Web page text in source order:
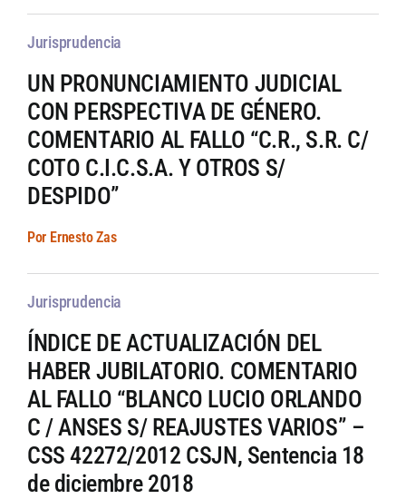
Jurisprudencia
UN PRONUNCIAMIENTO JUDICIAL
CON PERSPECTIVA DE GÉNERO.
COMENTARIO AL FALLO “C.R., S.R. C/
COTO C.I.C.S.A. Y OTROS S/
DESPIDO”
Por Ernesto Zas
Jurisprudencia
ÍNDICE DE ACTUALIZACIÓN DEL
HABER JUBILATORIO. COMENTARIO
AL FALLO “BLANCO LUCIO ORLANDO
C / ANSES S/ REAJUSTES VARIOS” –
CSS 42272/2012 CSJN, Sentencia 18
de diciembre 2018